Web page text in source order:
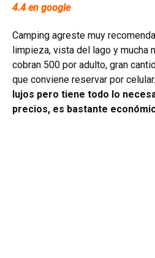
4.4 en google
Camping agreste muy
limpieza, vista del lago y mucha
cobran 500 por adulto, gran
que conviene reservar por celular.
lujos pero tiene todo lo
precios, es bastante